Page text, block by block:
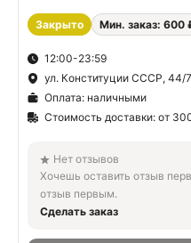
Закрыто Мин. заказ: 600
12:00-23:59
ул. Конституции СССР, 44/7
Оплата: наличными
Стоимость доставки: от
Нет отзывов
Хочешь оставить отзыв
отзыв первым.
Сделать заказ